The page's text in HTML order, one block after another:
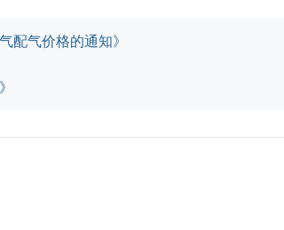
配气价格的通知》